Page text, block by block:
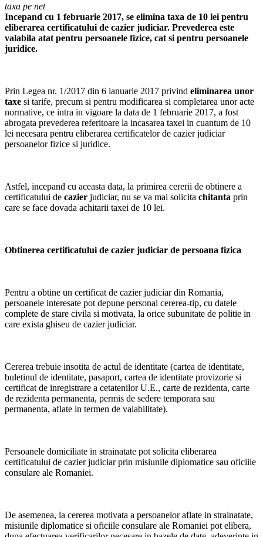
taxa pe net
Incepand cu 1 februarie 2017, se elimina taxa de 10 lei pentru
eliberarea certificatului de cazier judiciar. Prevederea este
valabila atat pentru persoanele fizice, cat si pentru persoanele
juridice.
Prin Legea nr. 1/2017 din 6 ianuarie 2017 privind eliminarea unor
taxe si tarife, precum si pentru modificarea si completarea unor acte
normative, ce intra in vigoare la data de 1 februarie 2017, a fost
abrogata prevederea referitoare la incasarea taxei in cuantum de 10
lei necesara pentru eliberarea certificatelor de cazier judiciar
persoanelor fizice si juridice.
Astfel, incepand cu aceasta data, la primirea cererii de obtinere a
certificatului de cazier judiciar, nu se va mai solicita chitanta prin
care se face dovada achitarii taxei de 10 lei.
Obtinerea certificatului de cazier judiciar de persoana fizica
Pentru a obtine un certificat de cazier judiciar din Romania,
persoanele interesate pot depune personal cererea-tip, cu datele
complete de stare civila si motivata, la orice subunitate de politie in
care exista ghiseu de cazier judiciar.
Cererea trebuie insotita de actul de identitate (cartea de identitate,
buletinul de identitate, pasaport, cartea de identitate provizorie si
certificat de inregistrare a cetatenilor U.E., carte de rezidenta, carte
de rezidenta permanenta, permis de sedere temporara sau
permanenta, aflate in termen de valabilitate).
Persoanele domiciliate in strainatate pot solicita eliberarea
certificatului de cazier judiciar prin misiunile diplomatice sau oficiile
consulare ale Romaniei.
De asemenea, la cererea motivata a persoanelor aflate in strainatate,
misiunile diplomatice si oficiile consulare ale Romaniei pot elibera,